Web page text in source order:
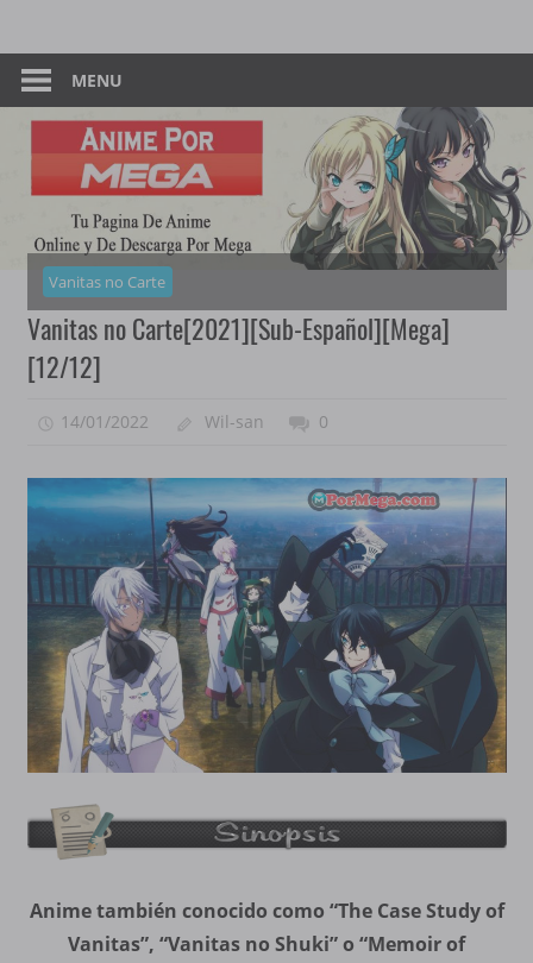
content
Anime
–
Por
Mega
Pagina
De
Descarga
Mega
MENU
Vanitas no Carte
Vanitas no Carte[2021][Sub-Español][Mega]
[12/12]
14/01/2022 Wil-san 0
Anime también conocido como “The Case Study of
Vanitas”, “Vanitas no Shuki” o “Memoir of